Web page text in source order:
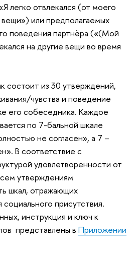
легко отвлекался (от моего
или предполагаемых
поведения партнёра («(Мой
на другие вещи во время
состоит из 30 утверждений,
чувства и поведение
его собеседника. Каждое
по 7-бальной шкале
не согласен», а 7 –
В соответствие с
удовлетворенности от
утверждениям
шкал, отражающих
присутствия.
инструкция и ключ к
представлены в Приложении